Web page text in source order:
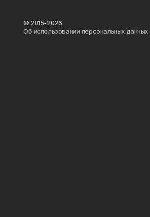
© 2015-2026
Об использовании персональных данных